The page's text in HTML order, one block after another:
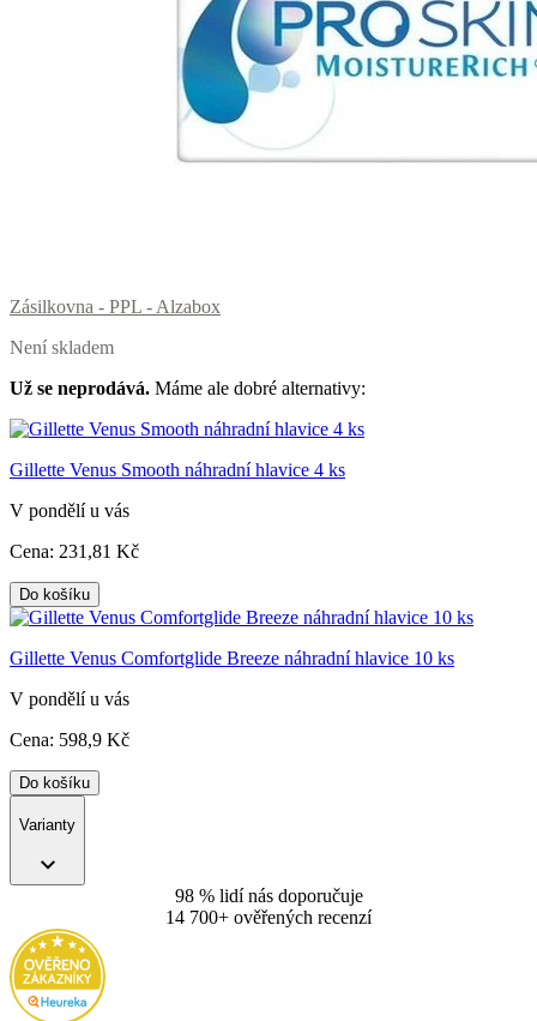
Zásilkovna - PPL - Alzabox
Není skladem
Už se neprodává. Máme ale dobré alternativy:
Gillette Venus Smooth náhradní hlavice 4 ks
V pondělí u vás
Cena: 231 ,81 Kč
Do košíku
Gillette Venus Comfortglide Breeze náhradní hlavice 10 ks
V pondělí u vás
Cena: 598,9 Kč
Do košíku
Varianty
98 % lidí nás doporučuje
14 700+ ověřených recenzí